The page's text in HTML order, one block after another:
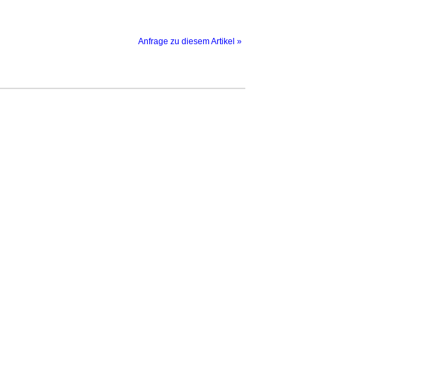
Anfrage zu diesem Artikel »